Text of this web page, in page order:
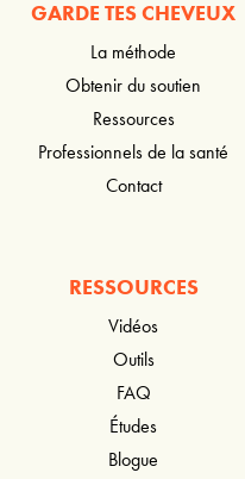
GARDE TES CHEVEUX
La méthode
Obtenir du soutien
Ressources
Professionnels de la santé
Contact
RESSOURCES
Vidéos
Outils
FAQ
Études
Blogue